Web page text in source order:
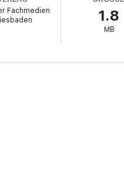
Finanzanalyse und
Fachmedien
1.8
MB